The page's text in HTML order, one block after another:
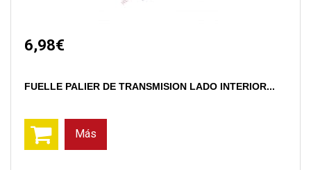
6,98€
FUELLE PALIER DE TRANSMISION LADO INTERIOR...
Más